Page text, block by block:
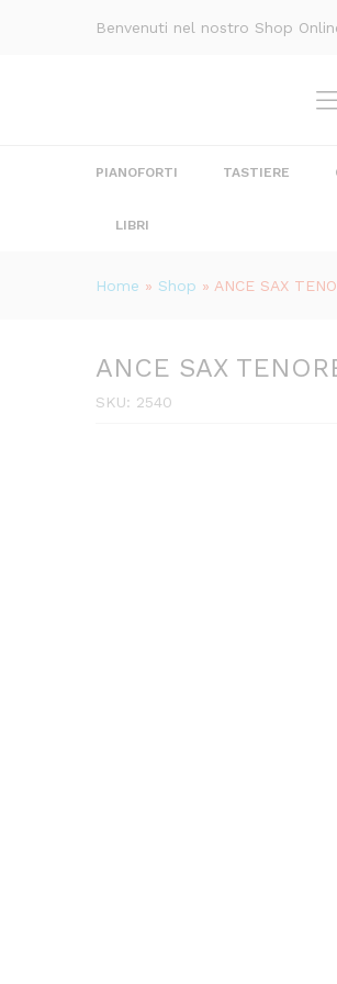
Benvenuti nel nostro Shop
PIANOFORTI TASTIERE
LIBRI
Home » Shop » ANCE SAX
ANCE SAX
SKU: 2540
ANCE SAX